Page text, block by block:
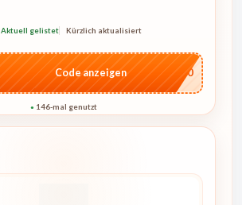
Aktuell gelistet Kürzlich aktualisiert
…NT10
Code anzeigen
● 146-mal genutzt